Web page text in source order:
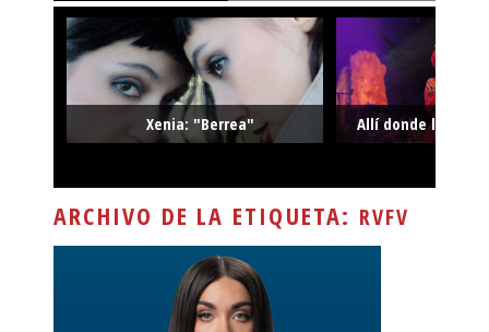
Xenia: "Berrea" Allí donde la
ARCHIVO DE LA ETIQUETA: RVFV